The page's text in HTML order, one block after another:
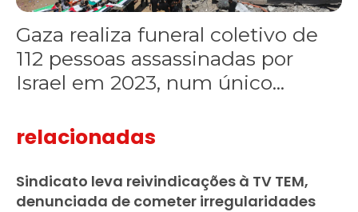
Gaza realiza funeral coletivo de
112 pessoas assassinadas por
Israel em 2023, num único...
relacionadas
Sindicato leva reivindicações à TV TEM,
denunciada de cometer irregularidades